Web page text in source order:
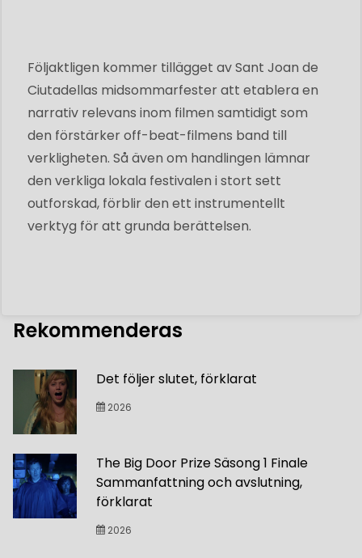
Följaktligen kommer tillägget av Sant Joan de
Ciutadellas midsommarfester att etablera en
narrativ relevans inom filmen samtidigt som
den förstärker off-beat-filmens band till
verkligheten. Så även om handlingen lämnar
den verkliga lokala festivalen i stort sett
outforskad, förblir den ett instrumentellt
verktyg för att grunda berättelsen.
Rekommenderas
Det följer slutet, förklarat
2026
The Big Door Prize Säsong 1 Finale
Sammanfattning och avslutning,
förklarat
2026